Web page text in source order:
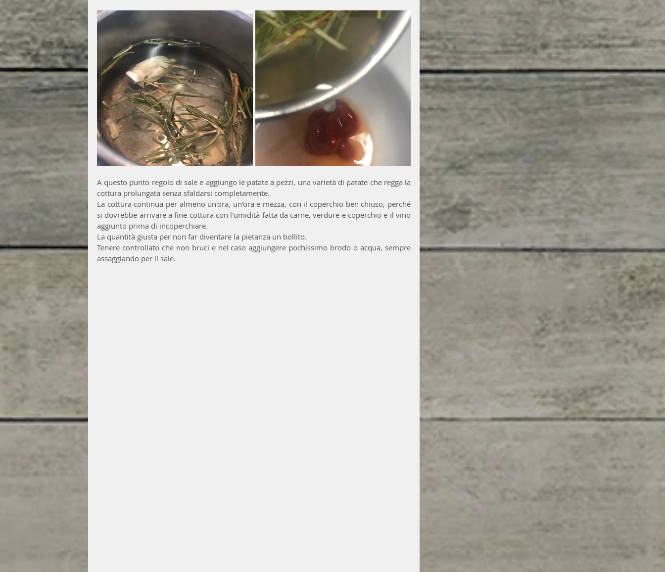
A questo punto regolo di sale e aggiungo le patate a pezzi, una varietà di patate che regga la
cottura prolungata senza sfaldarsi completamente.
La cottura continua per almeno un'ora, un'ora e mezza, con il coperchio ben chiuso, perché
si dovrebbe arrivare a fine cottura con l'umidità fatta da carne, verdure e coperchio e il vino
aggiunto prima di incoperchiare.
La quantità giusta per non far diventare la pietanza un bollito.
Tenere controllato che non bruci e nel caso aggiungere pochissimo brodo o acqua, sempre
assaggiando per il sale.